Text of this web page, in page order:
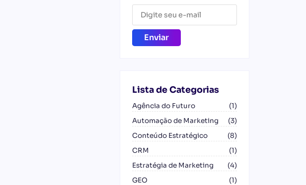
Lista de Categorias
Agência do Futuro
(1)
Automação de Marketing
(3)
Conteúdo Estratégico
(8)
CRM
(1)
Estratégia de Marketing
(4)
GEO
(1)